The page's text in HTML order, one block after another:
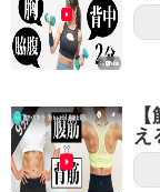
え